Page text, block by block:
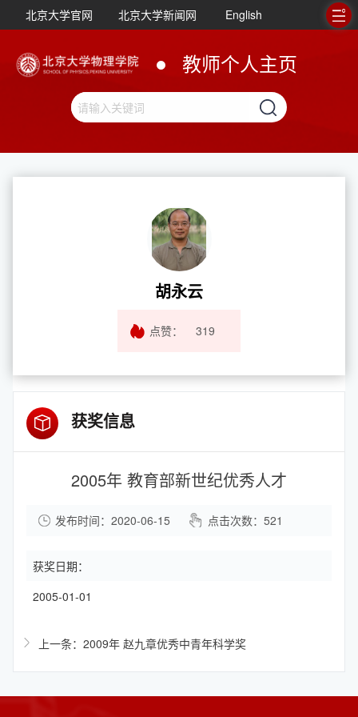
北京大学官网 北京大学新闻网 English
教师个人主页
胡永云
点赞： 319
获奖信息
2005年 教育部新世纪优秀人才
发布时间：2020-06-15 点击次数： 521
获奖日期：
2005-01-01
上一条：2009年 赵九章优秀中青年科学奖